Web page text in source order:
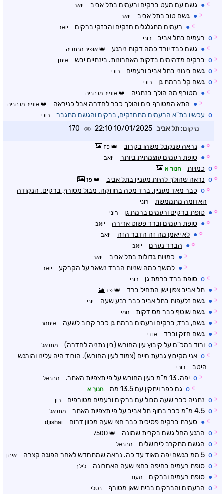
☼
● גשם עם מעט ברקים ורעמים בתל אביב יואב
☼
● גשם טוב בתל אביב יואב
☼
● רעמים מתגלגלים חזקים והבזקי ברקים יואב
☼
o רעמים בתל אביב רוני
☼
● גשם כבד יורד כמה דקות נירגע אופיר מנתניה
☼
o ברקים מדהימים בדקות האחרונות. בינתיים יבש איתן
☼
o גשם בינוני בתל אביב ורעמים רוני
☼
o גשם קל ברמת גן רוני
☼
● מטורף מה הולך בנתניה אופיר מנתניה
☼
● התא המטורף בים והולך כבר לחדרה אבל כניראה אופיר מנתניה
o עכשיו בת"א הרעמים מתחזקים, ברקים והגשם מתגבר רוני
מיקום: תל אביב 10/01/2025 22:10
170
☼
● נראה שנקבל משהו בקרוב פז
☼
● סופת רעמים עוצמתית ביותר יואב
☼
o כמויות חנוך א
☼
o נראה שהולך להיות מעניין בתל אביב פז
☼
o כבר מאד מעניין. ברד מכה בחוזקה. מבול מטורף, ברקים. הנקודה
האדומה מתממשת
רוני
☼
● סופת ברקים ורעמים ברמת גן רוני
☼
● סופת רעמים וברד פשוט אדירה יואב
☼
● לא ייאמן מה זה הדבר הזה יואב
☼
● הברד נערם יואב
☼
● כמויות גדולות בתל אביב יואב
☼
● למשך כמה שניות הברד נשאר על הקרקע יואב
☼
o סופת ברד ברמת גן רוני
☼
● תל אביב צפון ישן התחיל ברד פז
☼
● גשם זלעפות בתל אביב כבר רבע שעה יוני
☼
● גשם שוטף כבר מס דקות חמי
☼
● גשם, ברד, ברקים ורעמים ברמת גן כבר קרוב לשעה איתמר
☼
● גשם חזק וברד אודי
☼
o ורוד במכ"ם על קיבוץ עין החורש (בין נתניה לחדרה) מתנאל
☼
o אני מקיבוץ גבעת חיים (צמוד לעין החורש). הורוד היה עלינו והורגש
היטב
דורי
☼
o יפה. 13 מ"מ בעין החורש על פי תצפיות האתר. מתנאל
☼
o גם כפר ויתקין עם 13.5 ממ חנוך א
☼
o נתניה כבר שעה מבול עם ברקים ורעמים מטורפים רון
☼
o 4.5 מ"מ כבר בחוף תל אביב על פי תצפיות האתר מתנאל
☼
● סערת ברקים פסיכית כבר חצי שעה מכוון דרום djishai
☼
o הרגע החל גשם בקרית שמונה
☼
o הגשם מתקרב לירושלים מתנאל
☼
o 5 ממ בגשם יפה מאוד עד כה. נראה שמתחדש לאחר הפוגה קצרה איתן
☼
o סופת רעמים בחיפה בחצי שעה האחרונה לילך
☼
● סופת רעמים וברקים מעוז
☼
o הרעמים והברקים בבית שאן מטורף נטלי